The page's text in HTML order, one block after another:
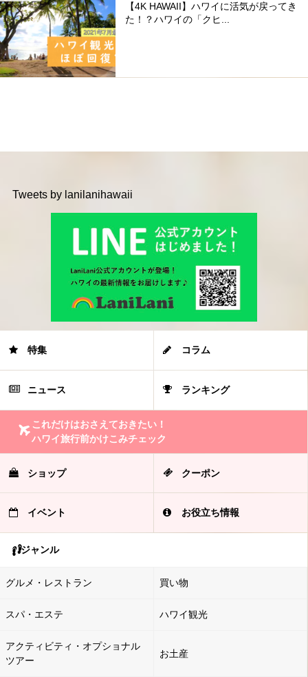
【4K HAWAII】ハワイに活気が戻ってき
た！？ハワイの「クヒ...
Tweets by lanilanihawaii
特集 コラム
ニュース ランキング
これだけはおさえておきたい！
ハワイ旅行前かけこみチェック
ショップ クーポン
イベント お役立ち情報
ジャンル
グルメ・レストラン 買い物
スパ・エステ ハワイ観光
アクティビティ・オプショナル
ツアー
お土産